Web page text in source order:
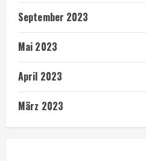
September 2023
Mai 2023
April 2023
März 2023